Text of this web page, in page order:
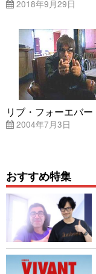
2018年9月29日
リブ・フォーエバー
2004年7月3日
おすすめ特集